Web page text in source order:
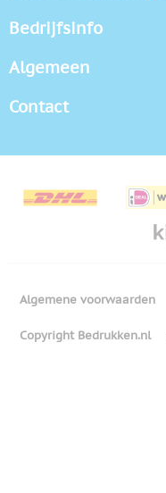
Bedrijfsinfo
Algemeen
Contact
Algemene voorwaarden
Copyright Bedrukken.nl